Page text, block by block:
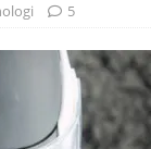
5